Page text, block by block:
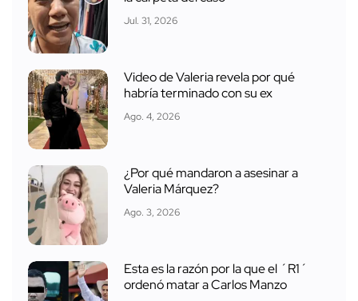
Jul. 31, 2026
Video de Valeria revela por qué
habría terminado con su ex
Ago. 4, 2026
¿Por qué mandaron a asesinar a
Valeria Márquez?
Ago. 3, 2026
Esta es la razón por la que el ´R1´
ordenó matar a Carlos Manzo